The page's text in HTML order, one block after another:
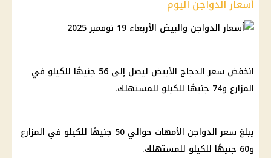
أسعار الدواجن اليوم
انخفض سعر الدجاج الأبيض ليصل إلى 56 جنيهًا للكيلو في
المزارع و74 جنيهًا للكيلو للمستهلك.
يبلغ سعر الدواجن الأمهات حوالي 50 جنيهًا للكيلو في المزارع
و60 جنيهًا للكيلو للمستهلك.